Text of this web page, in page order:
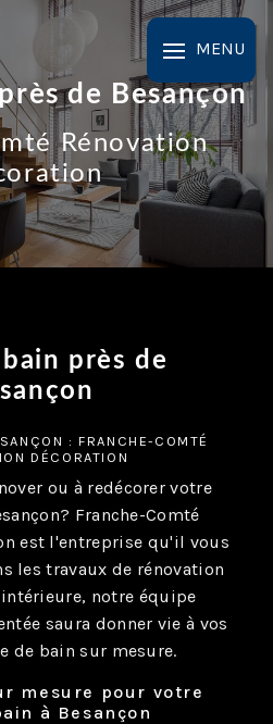
MENU
de Besançon
Rénovation
près de
: FRANCHE-COMTÉ
DÉCORATION
ou à redécorer votre
Franche-Comté
est l'entreprise qu'il vous
les travaux de rénovation
notre équipe
saura donner vie à vos
de bain sur mesure.
mesure pour votre
à Besançon